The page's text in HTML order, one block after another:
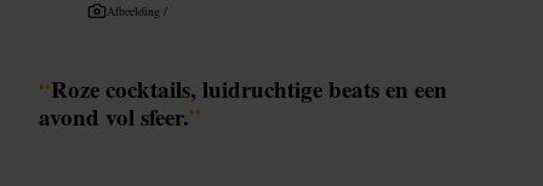
Afbeelding /
“Roze cocktails, luidruchtige beats en een
avond vol sfeer.”